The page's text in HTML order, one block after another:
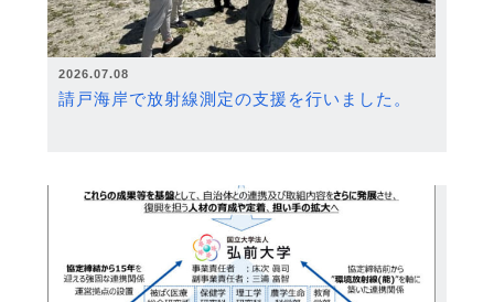
2026.07.08
請戸海岸で放射線測定の支援を行いました。